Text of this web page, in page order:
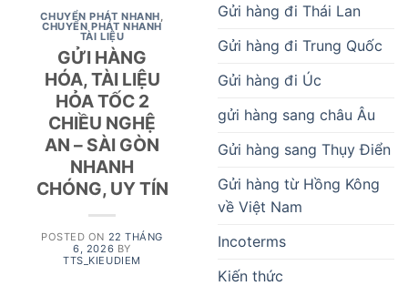
CHUYỂN PHÁT NHANH
CHUYỂN PHÁT NHANH
TÀI LIỆU
GỬI HÀNG
HÓA, TÀI LIỆU
HỎA TỐC 2
CHIỀU NGHỆ
AN – SÀI GÒN
NHANH
CHÓNG, UY TÍN
POSTED ON 22 THÁNG
6, 2026 BY
TTS_KIEUDIEM
Gửi hàng đi Thái Lan
Gửi hàng đi Trung Quốc
Gửi hàng đi Úc
gửi hàng sang châu Âu
Gửi hàng sang Thụy Điển
Gửi hàng từ Hồng Kông
về Việt Nam
Incoterms
Kiến thức